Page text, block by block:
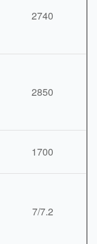
2740
2850
1700
7/7.2